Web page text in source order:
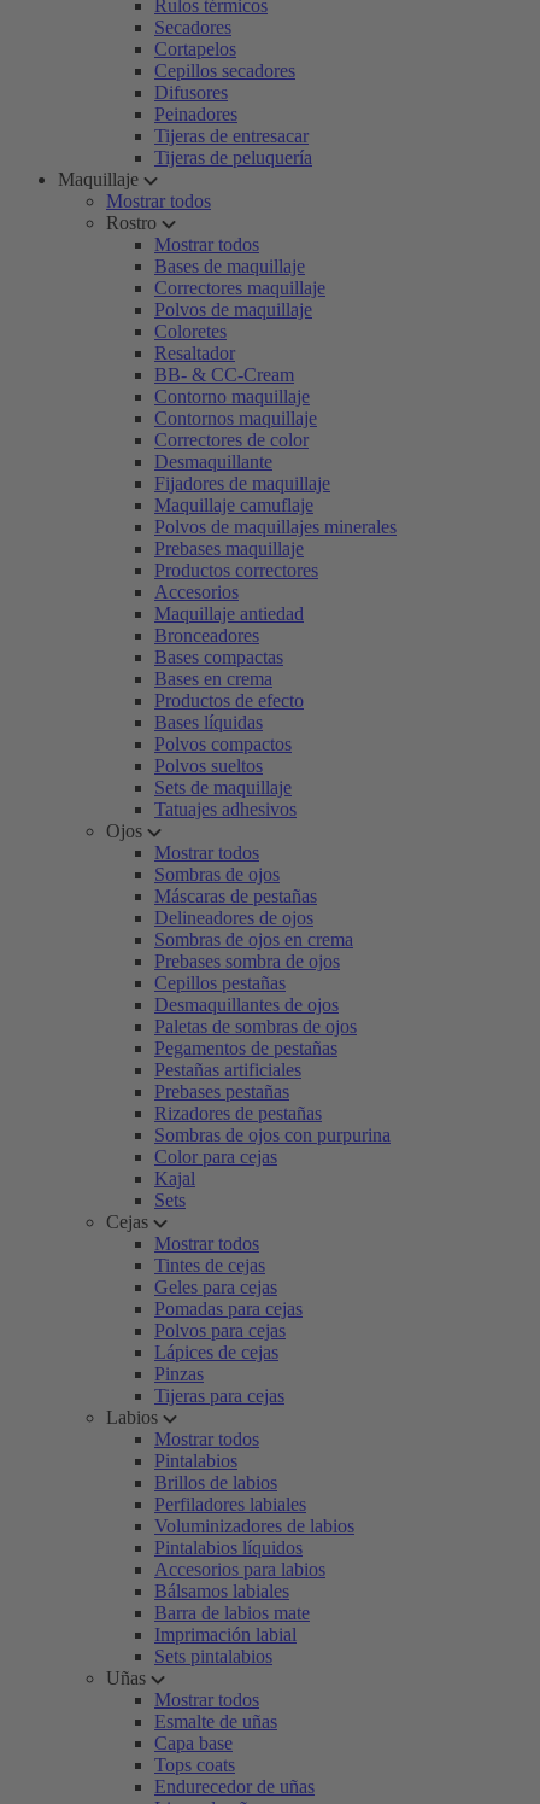
Rulos térmicos
Secadores
Cortapelos
Cepillos secadores
Difusores
Peinadores
Tijeras de entresacar
Tijeras de peluquería
Maquillaje
Mostrar todos
Rostro
Mostrar todos
Bases de maquillaje
Correctores maquillaje
Polvos de maquillaje
Coloretes
Resaltador
BB- & CC-Cream
Contorno maquillaje
Contornos maquillaje
Correctores de color
Desmaquillante
Fijadores de maquillaje
Maquillaje camuflaje
Polvos de maquillajes minerales
Prebases maquillaje
Productos correctores
Accesorios
Maquillaje antiedad
Bronceadores
Bases compactas
Bases en crema
Productos de efecto
Bases líquidas
Polvos compactos
Polvos sueltos
Sets de maquillaje
Tatuajes adhesivos
Ojos
Mostrar todos
Sombras de ojos
Máscaras de pestañas
Delineadores de ojos
Sombras de ojos en crema
Prebases sombra de ojos
Cepillos pestañas
Desmaquillantes de ojos
Paletas de sombras de ojos
Pegamentos de pestañas
Pestañas artificiales
Prebases pestañas
Rizadores de pestañas
Sombras de ojos con purpurina
Color para cejas
Kajal
Sets
Cejas
Mostrar todos
Tintes de cejas
Geles para cejas
Pomadas para cejas
Polvos para cejas
Lápices de cejas
Pinzas
Tijeras para cejas
Labios
Mostrar todos
Pintalabios
Brillos de labios
Perfiladores labiales
Voluminizadores de labios
Pintalabios líquidos
Accesorios para labios
Bálsamos labiales
Barra de labios mate
Imprimación labial
Sets pintalabios
Uñas
Mostrar todos
Esmalte de uñas
Capa base
Tops coats
Endurecedor de uñas